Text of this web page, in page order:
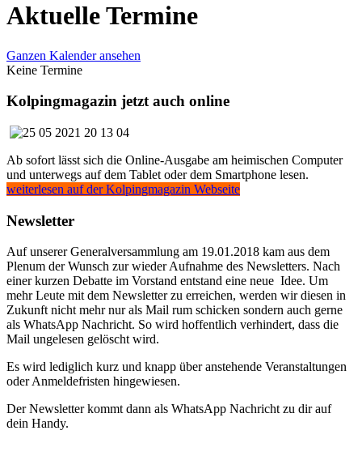
Aktuelle Termine
Ganzen Kalender ansehen
Keine Termine
Kolpingmagazin jetzt auch online
Ab sofort lässt sich die Online-Ausgabe am heimischen Computer
und unterwegs auf dem Tablet oder dem Smartphone lesen.
weiterlesen auf der Kolpingmagazin Webseite
Newsletter
Auf unserer Generalversammlung am 19.01.2018 kam aus dem
Plenum der Wunsch zur wieder Aufnahme des Newsletters. Nach
einer kurzen Debatte im Vorstand entstand eine neue Idee. Um
mehr Leute mit dem Newsletter zu erreichen, werden wir diesen in
Zukunft nicht mehr nur als Mail rum schicken sondern auch gerne
als WhatsApp Nachricht. So wird hoffentlich verhindert, dass die
Mail ungelesen gelöscht wird.
Es wird lediglich kurz und knapp über anstehende Veranstaltungen
oder Anmeldefristen hingewiesen.
Der Newsletter kommt dann als WhatsApp Nachricht zu dir auf
dein Handy.